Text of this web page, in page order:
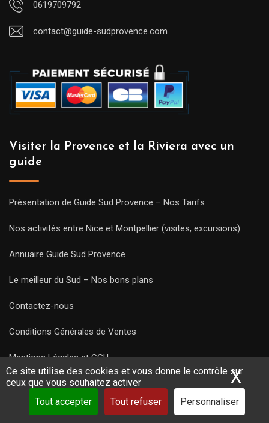
Ce site utilise des cookies et vous donne le contrôle sur
ceux que vous souhaitez activer
Tout accepter
Tout refuser Personnaliser
X
0619709792
contact@guide-sudprovence.com
Visiter la Provence et la Riviera avec un
guide
Présentation de Guide Sud Provence – Nos Tarifs
Nos activités entre Nice et Montpellier (visites, excursions)
Annuaire Guide Sud Provence
Le meilleur du Sud – Nos bons plans
Contactez-nous
Conditions Générales de Ventes
Mentions Légales et CGU
Politique de confidentialité